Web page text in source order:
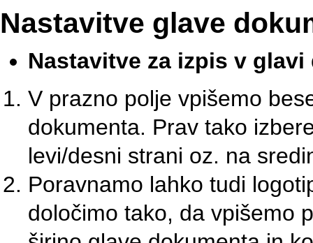
Nastavitve glave
Nastavitve za izpis v glavi
V prazno polje vpišemo
dokumenta. Prav tako
levi/desni strani oz. na
Poravnamo lahko tudi
določimo tako, da vpišemo